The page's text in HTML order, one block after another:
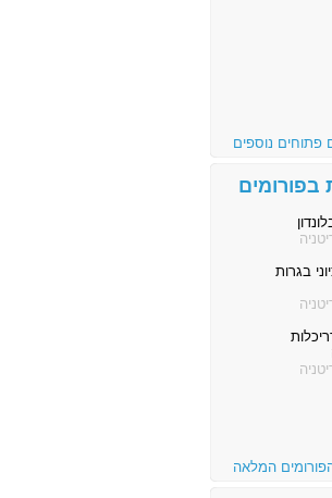
פתוחים נוספים
בפורומים
בגרות
המלאה